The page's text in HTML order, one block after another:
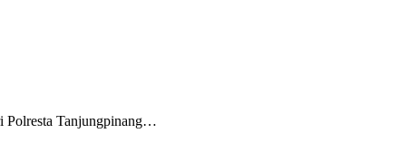
Polresta Tanjungpinang…